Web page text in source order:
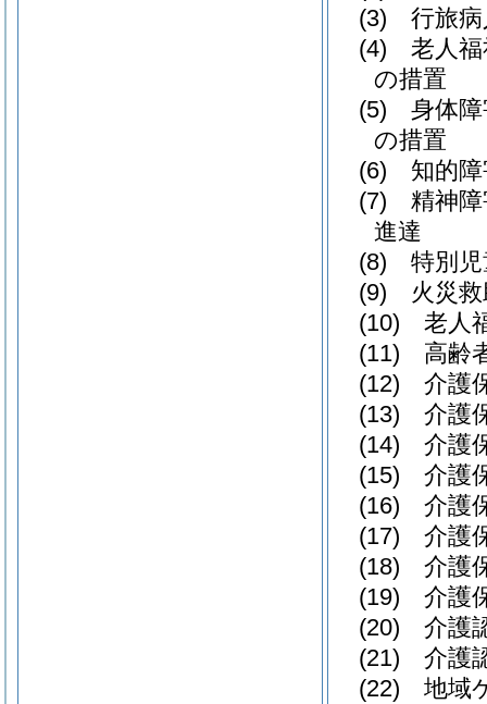
(3) 行旅病
(4) 老人福
の措置
(5) 身体障
の措置
(6) 知的障
(7) 精神障
進達
(8) 特別児
(9) 火災救
(10) 老人
(11) 高齢
(12) 介護
(13) 介護
(14) 介護
(15) 介護
(16) 介護
(17) 介護
(18) 介護
(19) 介護
(20) 介護
(21) 介護
(22) 地域